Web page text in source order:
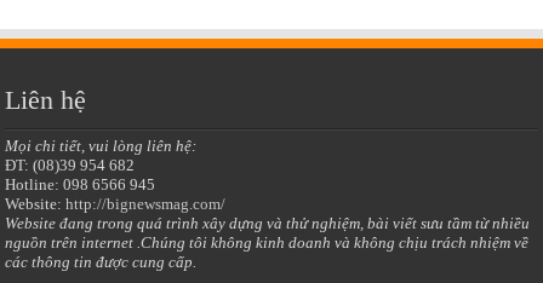
Liên hệ
Mọi chi tiết, vui lòng liên hệ:
ĐT: (08)39 954 682
Hotline: 098 6566 945
Website:http://bignewsmag.com/
Website đang trong quá trình xây dựng và thử nghiệm, bài viết sưu tầm từ nhiều
nguồn trên internet .Chúng tôi không kinh doanh và không chịu trách nhiệm về
các thông tin được cung cấp.